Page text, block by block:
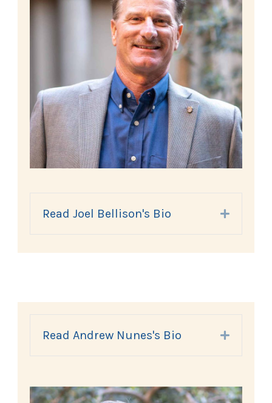
Read Joel Bellison's Bio Expand
Read Andrew Nunes's Bio Expand